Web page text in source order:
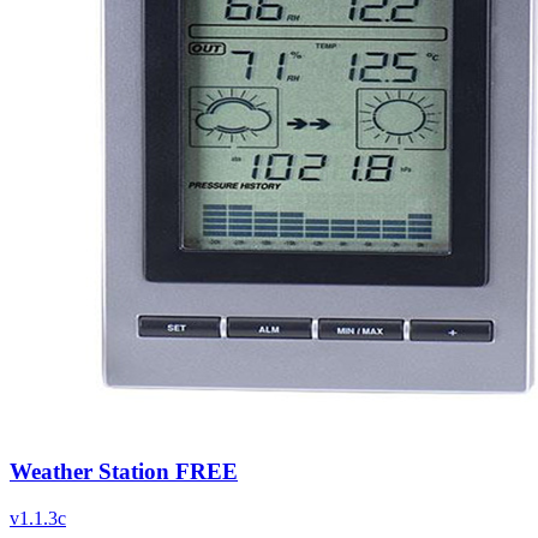
Weather Station FREE
v1.1.3c